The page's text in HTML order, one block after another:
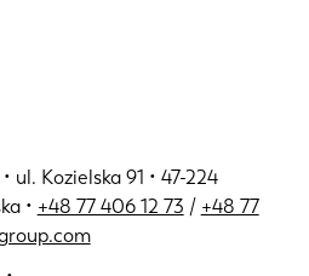
ul. Kozielska 91 • 47-224
• +48 77 406 12 73 / +48 77